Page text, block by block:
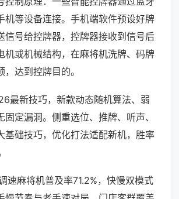
机等设备连接。手机端软件预设好牌
信号给控牌器，控牌器接收到信号后
机或机械结构，在麻将机洗牌、码牌
达到控牌目的。
最新技巧，新款动态随机算法、弱
固定漏洞。侧重选位、推牌、听声、
基础技巧，优化打法适配新机，胜率
速麻将机普及率71.2%，快慢双模式